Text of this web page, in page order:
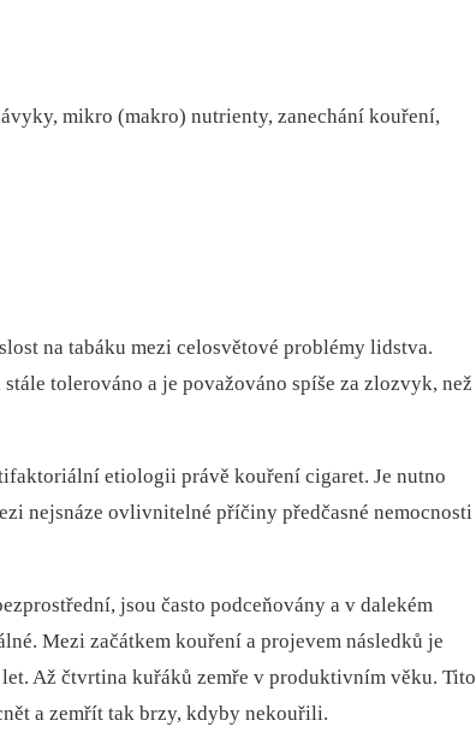
mikro (makro) nutrienty, zanechání kouření,
na tabáku mezi celosvětové problémy lidstva.
tolerováno a je považováno spíše za zlozvyk, než
etiologii právě kouření cigaret. Je nutno
nejsnáze ovlivnitelné příčiny předčasné nemocnosti
jsou často podceňovány a v dalekém
Mezi začátkem kouření a projevem následků je
Až čtvrtina kuřáků zemře v produktivním věku. Tito
a zemřít tak brzy, kdyby nekouřili.